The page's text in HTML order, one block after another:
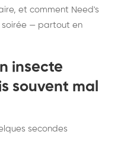
et comment Need's
soirée — partout en
insecte
souvent mal
secondes